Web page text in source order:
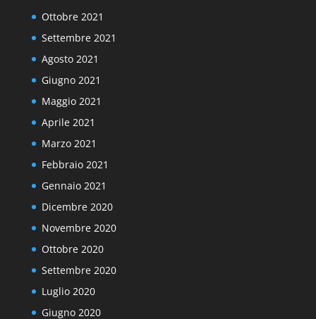
Ottobre 2021
Settembre 2021
Agosto 2021
Giugno 2021
Maggio 2021
Aprile 2021
Marzo 2021
Febbraio 2021
Gennaio 2021
Dicembre 2020
Novembre 2020
Ottobre 2020
Settembre 2020
Luglio 2020
Giugno 2020